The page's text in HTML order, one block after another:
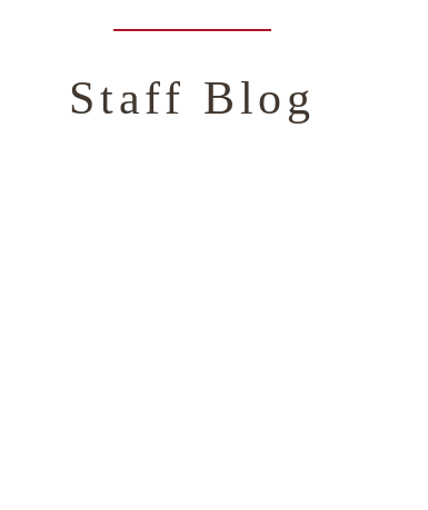
Staff Blog